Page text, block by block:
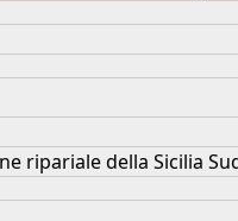
ripariale della Sicilia